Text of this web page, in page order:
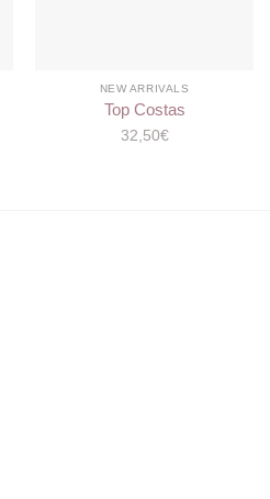
NEW ARRIVALS
Top Costas
32,50€